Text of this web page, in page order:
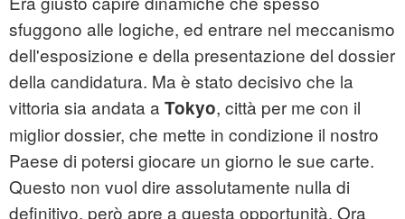
sfuggono alle logiche, ed entrare nel meccanismo
dell'esposizione e della presentazione del dossier
della candidatura. Ma è stato decisivo che la
vittoria sia andata a Tokyo, città per me con il
miglior dossier, che mette in condizione il nostro
Paese di potersi giocare un giorno le sue carte.
Questo non vuol dire assolutamente nulla di
definitivo, però apre a questa opportunità. Ora